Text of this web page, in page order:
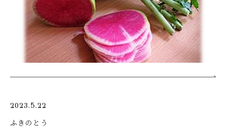
2023.5.22
ふきのとう